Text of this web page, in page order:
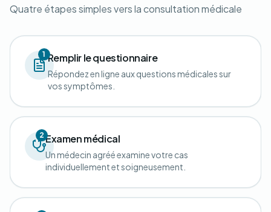
Quatre étapes simples vers la consultation médicale
1 Remplir le questionnaire
Répondez en ligne aux questions médicales sur
vos symptômes.
2Examen médical
Un médecin agréé examine votre cas
individuellement et soigneusement.